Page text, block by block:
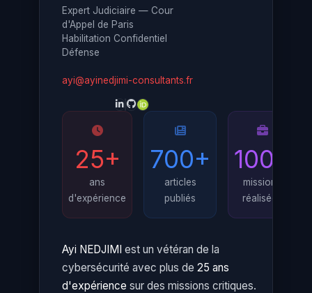
Expert Judiciaire — Cour
d'Appel de Paris
Habilitation Confidentiel
Défense
ayi@ayinedjimi-consultants.fr
25+
ans
d'expérience
700+
articles
publiés
100+
missions
réalisées
Ayi NEDJIMI est un vétéran de la
cybersécurité avec plus de 25 ans
d'expérience sur des missions critiques.